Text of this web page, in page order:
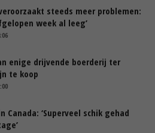
steeds meer problemen:
week al leeg’
enige drijvende boerderij ter
te koop
Canada: ‘Superveel schik gehad